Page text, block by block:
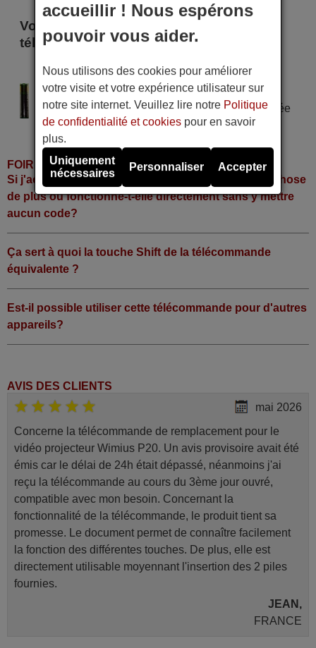
Voici certains modèles qui utilisent cette
télécommande
DATSUN DVD-002
Alimentation : 2 piles type AAA
Pile alcaline type AAA LR06 tension 1,5 V utilisée
dans la grande majorité de télécommandes.
FOIRE AUX QUESTIONS
Si j'achète la télécommande, dois-je faire quelque chose
de plus ou fonctionne-t-elle directement sans y mettre
aucun code?
Ça sert à quoi la touche Shift de la télécommande
équivalente ?
Est-il possible utiliser cette télécommande pour d'autres
appareils?
AVIS DES CLIENTS
mai 2026
Concerne la télécommande de remplacement pour le
vidéo projecteur Wimius P20. Un avis provisoire avait été
émis car le délai de 24h était dépassé, néanmoins j'ai
reçu la télécommande au cours du 3ème jour ouvré,
compatible avec mon besoin. Concernant la
fonctionnalité de la télécommande, le produit tient sa
promesse. Le document permet de connaître facilement
la fonction des différentes touches. De plus, elle est
directement utilisable moyennant l'insertion des 2 piles
fournies.
JEAN,
FRANCE
accueillir ! Nous espérons
pouvoir vous aider.
Nous utilisons des cookies pour améliorer
votre visite et votre expérience utilisateur sur
notre site internet. Veuillez lire notre Politique
de confidentialité et cookies pour en savoir
plus.
Uniquement
nécessaires
Personnaliser Accepter